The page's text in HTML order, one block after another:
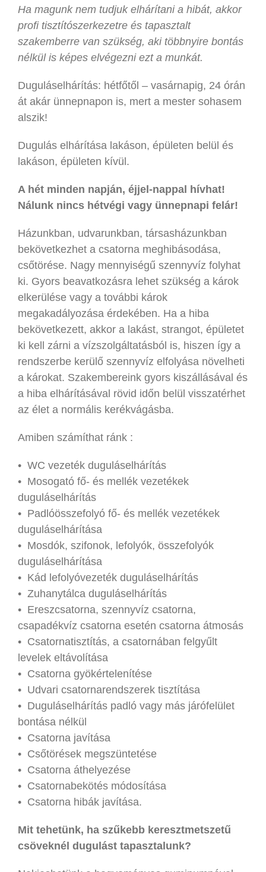
Ha magunk nem tudjuk elhárítani a hibát, akkor
profi tisztítószerkezetre és tapasztalt
szakemberre van szükség, aki többnyire bontás
nélkül is képes elvégezni ezt a munkát.
Duguláselhárítás: hétfőtől – vasárnapig, 24 órán
át akár ünnepnapon is, mert a mester sohasem
alszik!
Dugulás elhárítása lakáson, épületen belül és
lakáson, épületen kívül.
A hét minden napján, éjjel-nappal hívhat!
Nálunk nincs hétvégi vagy ünnepnapi felár!
Házunkban, udvarunkban, társasházunkban
bekövetkezhet a csatorna meghibásodása,
csőtörése. Nagy mennyiségű szennyvíz folyhat
ki. Gyors beavatkozásra lehet szükség a károk
elkerülése vagy a további károk
megakadályozása érdekében. Ha a hiba
bekövetkezett, akkor a lakást, strangot, épületet
ki kell zárni a vízszolgáltatásból is, hiszen így a
rendszerbe kerülő szennyvíz elfolyása növelheti
a károkat. Szakembereink gyors kiszállásával és
a hiba elhárításával rövid időn belül visszatérhet
az élet a normális kerékvágásba.
Amiben számíthat ránk :
• WC vezeték duguláselhárítás
• Mosogató fő- és mellék vezetékek
duguláselhárítás
• Padlóösszefolyó fő- és mellék vezetékek
duguláselhárítása
• Mosdók, szifonok, lefolyók, összefolyók
duguláselhárítása
• Kád lefolyóvezeték duguláselhárítás
• Zuhanytálca duguláselhárítás
• Ereszcsatorna, szennyvíz csatorna,
csapadékvíz csatorna esetén csatorna átmosás
• Csatornatisztítás, a csatornában felgyűlt
levelek eltávolítása
• Csatorna gyökértelenítése
• Udvari csatornarendszerek tisztítása
• Duguláselhárítás padló vagy más járófelület
bontása nélkül
• Csatorna javítása
• Csőtörések megszüntetése
• Csatorna áthelyezése
• Csatornabekötés módosítása
• Csatorna hibák javítása.
Mit tehetünk, ha szűkebb keresztmetszetű
csöveknél dugulást tapasztalunk?